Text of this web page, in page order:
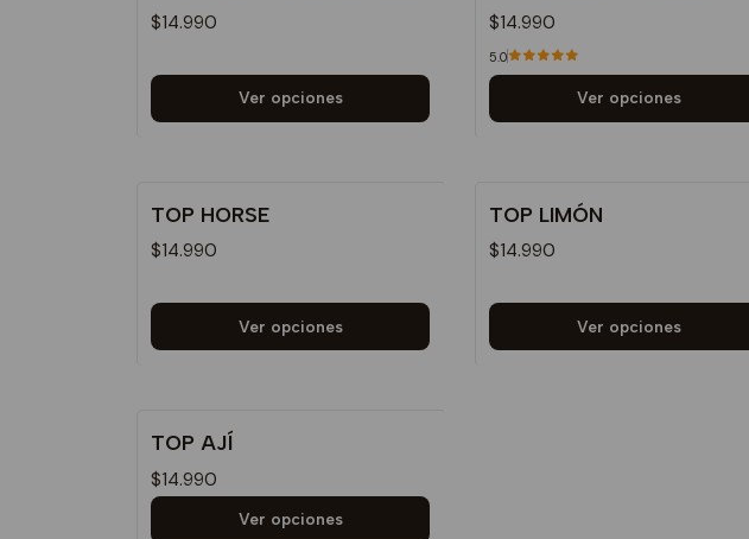
$14.990
Ver opciones
$14.990
5.0
Ver opciones
TOP HORSE
$14.990
Ver opciones
TOP LIMÓN
$14.990
Ver opciones
TOP AJÍ
$14.990
Ver opciones